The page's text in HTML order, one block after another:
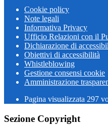
Cookie policy
Note legali
Informativa Privacy
Ufficio Relazioni con il
Dichiarazione di
Obiettivi di accessibilità
Whistleblowing
Gestione consensi cookie
Amministrazione
Pagina visualizzata 297
Sezione Copyright